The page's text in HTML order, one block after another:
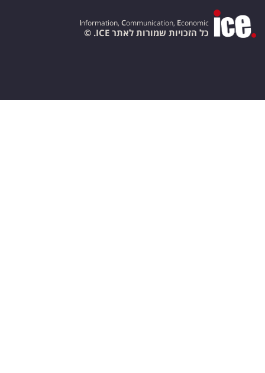
Information, Communication, Economic
כל הזכויות שמורות לאתר ICE. ©